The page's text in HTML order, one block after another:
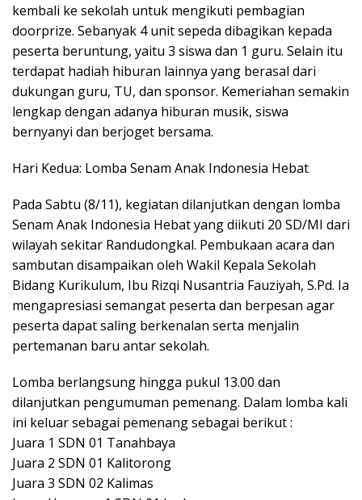
kembali ke sekolah untuk mengikuti pembagian
doorprize. Sebanyak 4 unit sepeda dibagikan kepada
peserta beruntung, yaitu 3 siswa dan 1 guru. Selain itu
terdapat hadiah hiburan lainnya yang berasal dari
dukungan guru, TU, dan sponsor. Kemeriahan semakin
lengkap dengan adanya hiburan musik, siswa
bernyanyi dan berjoget bersama.
Hari Kedua: Lomba Senam Anak Indonesia Hebat
Pada Sabtu (8/11), kegiatan dilanjutkan dengan lomba
Senam Anak Indonesia Hebat yang diikuti 20 SD/MI dari
wilayah sekitar Randudongkal. Pembukaan acara dan
sambutan disampaikan oleh Wakil Kepala Sekolah
Bidang Kurikulum, Ibu Rizqi Nusantria Fauziyah, S.Pd. Ia
mengapresiasi semangat peserta dan berpesan agar
peserta dapat saling berkenalan serta menjalin
pertemanan baru antar sekolah.
Lomba berlangsung hingga pukul 13.00 dan
dilanjutkan pengumuman pemenang. Dalam lomba kali
ini keluar sebagai pemenang sebagai berikut :
Juara 1 SDN 01 Tanahbaya
Juara 2 SDN 01 Kalitorong
Juara 3 SDN 02 Kalimas